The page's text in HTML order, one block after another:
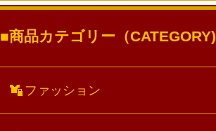
商品カテゴリー（CATEGORY)
ファッション